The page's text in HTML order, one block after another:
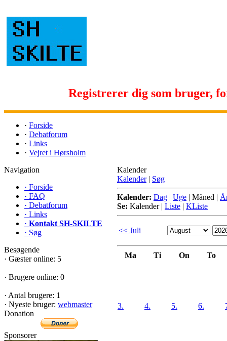
Registrerer dig som bruger,
· Forside
· Debatforum
· Links
· Vejret i Hørsholm
Navigation
· Forside
· FAQ
· Debatforum
· Links
· Kontakt SH-SKILTE
· Søg
Besøgende
· Gæster online: 5
· Brugere online: 0
· Antal brugere: 1
· Nyeste bruger: webmaster
Donation
Sponsorer
Kalender
Kalender | Søg
Kalender: Dag | Uge | Måned |
Se: Kalender| Liste | KListe
<< Juli
Ma Ti On To
3. 4. 5. 6.